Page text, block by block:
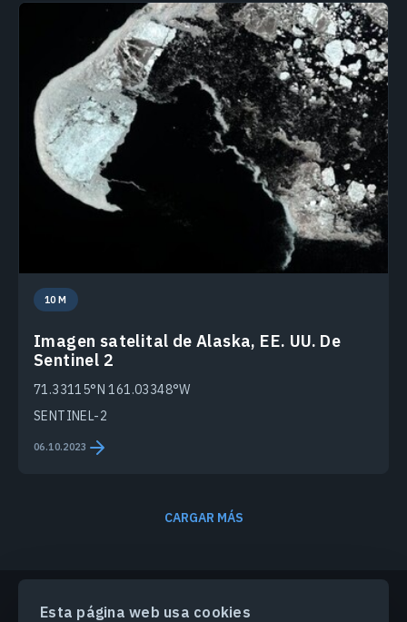
Esta página web usa cookies
10 M
Imagen satelital de Alaska, EE. UU. De
Sentinel 2
71.33115°N 161.03348°W
SENTINEL-2
06.10.2023
CARGAR MÁS